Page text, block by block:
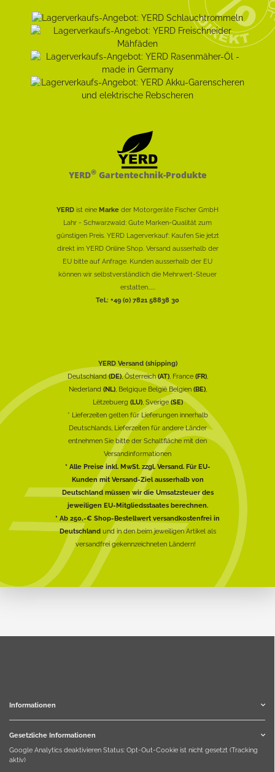
YERD®Gartentechnik-Produkte
YERD ist eine Marke der Motorgeräte Fischer GmbH
Lahr - Schwarzwald: Gute Marken-Qualität zum
günstigen Preis. YERD Lagerverkauf: Kaufen Sie jetzt
direkt im YERD Online Shop. Versand ausserhalb der
EU bitte auf Anfrage. Kunden ausserhalb der EU
können wir selbstverständlich die Mehrwert-Steuer
erstatten......
Tel.: +49 (0) 7821 58838 30
YERD Versand (shipping)
Deutschland(DE), Österreich(AT), France (FR),
Nederland (NL), Belgique België Belgien (BE),
Lëtzebuerg (LU), Sverige(SE)
* Lieferzeiten gelten für Lieferungen innerhalb
Deutschlands, Lieferzeiten für andere Länder
entnehmen Sie bitte der Schaltfläche mit den
Versandinformationen
* Alle Preise inkl. MwSt. zzgl. Versand. Für EU-
Kunden mit Versand-Ziel ausserhalb von
Deutschland müssen wir die Umsatzsteuer des
jeweiligen EU-Mitgliedsstaates berechnen.
* Ab 250,-€ Shop-Bestellwert versandkostenfrei in
Deutschlandund in den beim jeweiligen Artikel als
versandfrei gekennzeichneten Ländern!
Informationen
Gesetzliche Informationen
Google Analytics deaktivieren Status: Opt-Out-Cookie ist nicht gesetzt (Tracking
aktiv)